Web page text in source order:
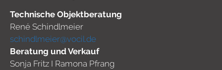
Technische Objektberatung
René Schindlmeier
schindlmeier@vocil.de
Beratung und Verkauf
Sonja Fritz I Ramona Pfrang